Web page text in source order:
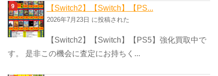
【Switch2】【Switch】【PS...
2026年7月23日 に投稿された
【Switch2】【Switch】【PS5】強化買取中で
す。 是非この機会に査定にお持ちく...